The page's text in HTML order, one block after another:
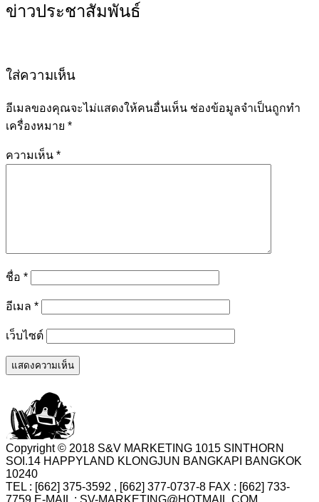
ข่าวประชาสัมพันธ์
ใส่ความเห็น
อีเมลของคุณจะไม่แสดงให้คนอื่นเห็น ช่องข้อมูลจำเป็นถูกทำ
เครื่องหมาย *
ความเห็น *
ชื่อ *
อีเมล *
เว็บไซต์
Copyright © 2018 S&V MARKETING 1015 SINTHORN
SOI.14 HAPPYLAND KLONGJUN BANGKAPI BANGKOK
10240
TEL : [662] 375-3592 , [662] 377-0737-8 FAX : [662] 733-
7759 E-MAIL : SV-MARKETING@HOTMAIL.COM